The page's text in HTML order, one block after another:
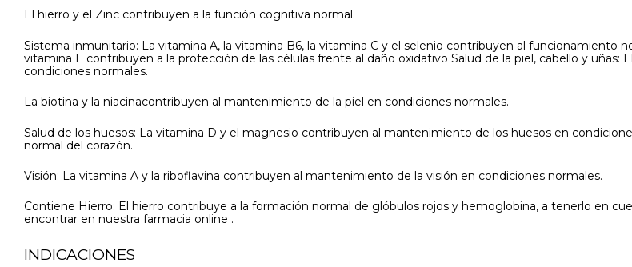
El hierro y el Zinc contribuyen a la función cognitiva normal.
Sistema inmunitario: La vitamina A, la vitamina B6, la vitamina C y el selenio contribuyen al funcionamiento
vitamina E contribuyen a la protección de las células frente al daño oxidativo Salud de la piel, cabello y
condiciones normales.
La biotina y la niacinacontribuyen al mantenimiento de la piel en condiciones normales.
Salud de los huesos: La vitamina D y el magnesio contribuyen al mantenimiento de los huesos en
normal del corazón.
Visión: La vitamina A y la riboflavina contribuyen al mantenimiento de la visión en condiciones normales.
Contiene Hierro: El hierro contribuye a la formación normal de glóbulos rojos y hemoglobina, a tenerlo en
encontrar en nuestra farmacia online .
INDICACIONES